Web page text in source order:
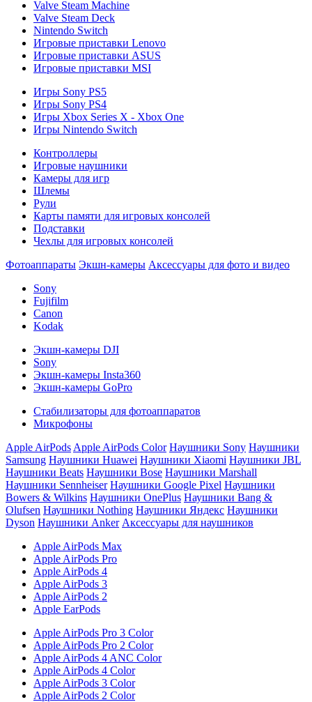
Valve Steam Machine
Valve Steam Deck
Nintendo Switch
Игровые приставки Lenovo
Игровые приставки ASUS
Игровые приставки MSI
Игры Sony PS5
Игры Sony PS4
Игры Xbox Series X - Xbox One
Игры Nintendo Switch
Контроллеры
Игровые наушники
Камеры для игр
Шлемы
Рули
Карты памяти для игровых консолей
Подставки
Чехлы для игровых консолей
Фотоаппараты Экшн-камеры Аксессуары для фото и видео
Sony
Fujifilm
Canon
Kodak
Экшн-камеры DJI
Sony
Экшн-камеры Insta360
Экшн-камеры GoPro
Стабилизаторы для фотоаппаратов
Микрофоны
Apple AirPods Apple AirPods Color Наушники Sony Наушники
Samsung Наушники Huawei Наушники Xiaomi Наушники JBL
Наушники Beats Наушники Bose Наушники Marshall
Наушники Sennheiser Наушники Google Pixel Наушники
Bowers & Wilkins Наушники OnePlus Наушники Bang &
Olufsen Наушники Nothing Наушники Яндекс Наушники
Dyson Наушники Anker Аксессуары для наушников
Apple AirPods Max
Apple AirPods Pro
Apple AirPods 4
Apple AirPods 3
Apple AirPods 2
Apple EarPods
Apple AirPods Pro 3 Color
Apple AirPods Pro 2 Color
Apple AirPods 4 ANC Color
Apple AirPods 4 Color
Apple AirPods 3 Color
Apple AirPods 2 Color